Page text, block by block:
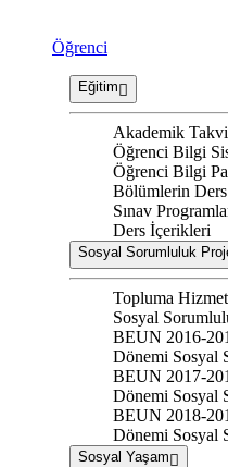
Öğrenci
Eğitim
Akademik
Öğrenci Bilgi
Öğrenci Bilgi
Bölümlerin Ders
Sınav
Ders İçerikleri
Sosyal Sorumluluk
Topluma
Sosyal
BEUN 2016-
Dönemi Sosyal
BEUN 2017-
Dönemi Sosyal
BEUN 2018-
Dönemi Sosyal
Sosyal Yaşam